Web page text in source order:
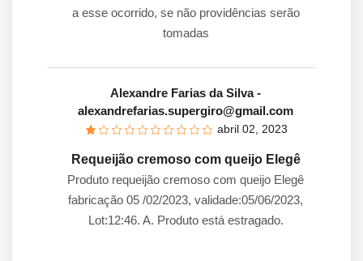
a esse ocorrido, se não providências serão
tomadas
Alexandre Farias da Silva-
alexandrefarias.supergiro@gmail.com
abril 02, 2023
Requeijão cremoso com queijo Elegê
Produto requeijão cremoso com queijo Elegê
fabricação 05 /02/2023, validade:05/06/2023,
Lot:12:46. A. Produto está estragado.